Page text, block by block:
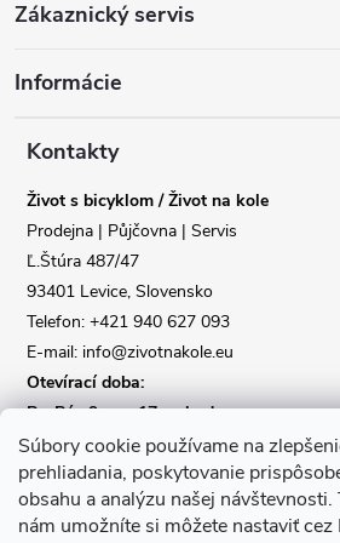
Súbory cookie používame na
prehliadania, poskytovanie
obsahu a analýzu našej návštevnosti.
nám umožníte si môžete nastaviť cez
p
Zákaznický servis
Informácie
Kontakty
Život s bicyklom / Život na kole
Prodejna | Půjčovna | Servis
Ľ.Štúra 487/47
93401 Levice, Slovensko
Telefon: +421 940 627 093
E-mail: info@zivotnakole.eu
Otevírací doba:
Po-Pá : 9,oo - 17,oo hod
So : 9,oo - 12,oo | Ne : Zavřeno
Kontaktní formulář